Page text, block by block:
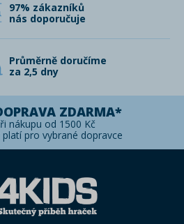
97% zákazníků
nás doporučuje
Průměrně doručíme
za 2,5 dny
ZDARMA*
nákupu od 1500 Kč
pro vybrané dopravce